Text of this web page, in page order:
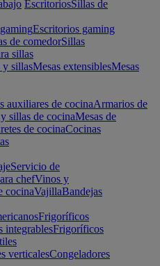
EscritoriosSillas de
Escritorios gaming
de comedorSillas
sillas
y sillasMesas extensiblesMesas
auxiliares de cocinaArmarios de
sillas de cocinaMesas de
de cocinaCocinas
Servicio de
chefVinos y
cocinaVajillaBandejas
Frigoríficos
integrablesFrigoríficos
verticalesCongeladores